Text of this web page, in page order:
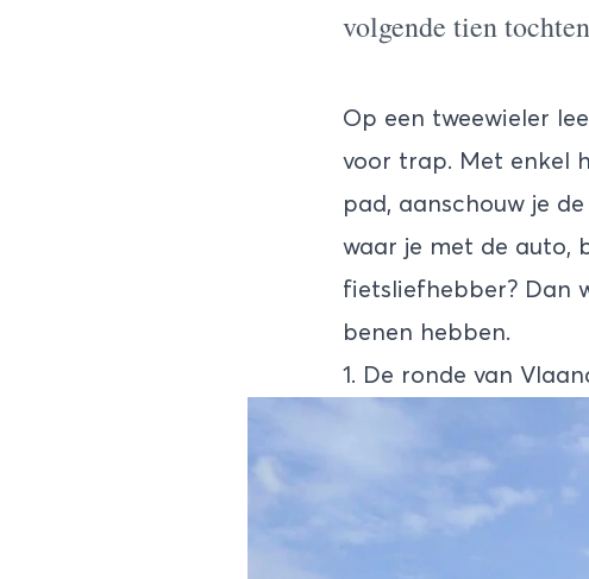
volgende tien
Op een tweewieler
voor trap. Met enkel
pad, aanschouw je
waar je met de auto,
fietsliefhebber? Dan
benen hebben.
1. De ronde van